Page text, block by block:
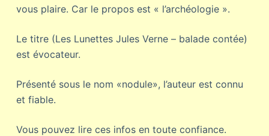
vous plaire. Car le propos est « l’archéologie ».
Le titre (Les Lunettes Jules Verne – balade contée)
est évocateur.
Présenté sous le nom «nodule», l’auteur est connu
et fiable.
Vous pouvez lire ces infos en toute confiance.